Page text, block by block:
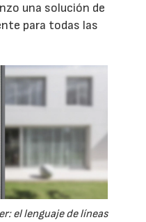
una solución de
para todas las
el lenguaje de líneas